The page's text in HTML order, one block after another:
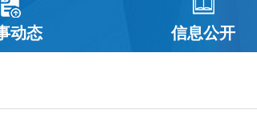
动态 信息公开